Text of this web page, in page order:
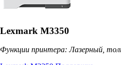
Lexmark M3350
Функции принтера: Лазерный,